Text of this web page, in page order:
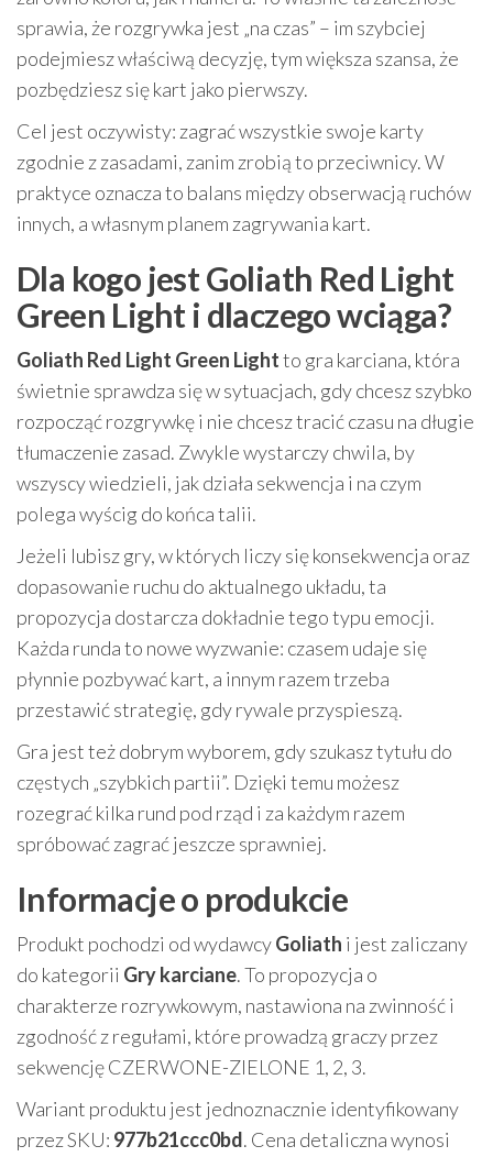
sprawia, że rozgrywka jest „na czas” – im szybciej
podejmiesz właściwą decyzję, tym większa szansa, że
pozbędziesz się kart jako pierwszy.
Cel jest oczywisty: zagrać wszystkie swoje karty
zgodnie z zasadami, zanim zrobią to przeciwnicy. W
praktyce oznacza to balans między obserwacją ruchów
innych, a własnym planem zagrywania kart.
Dla kogo jest Goliath Red Light
Green Light i dlaczego wciąga?
Goliath Red Light Green Lightto gra karciana, która
świetnie sprawdza się w sytuacjach, gdy chcesz szybko
rozpocząć rozgrywkę i nie chcesz tracić czasu na długie
tłumaczenie zasad. Zwykle wystarczy chwila, by
wszyscy wiedzieli, jak działa sekwencja i na czym
polega wyścig do końca talii.
Jeżeli lubisz gry, w których liczy się konsekwencja oraz
dopasowanie ruchu do aktualnego układu, ta
propozycja dostarcza dokładnie tego typu emocji.
Każda runda to nowe wyzwanie: czasem udaje się
płynnie pozbywać kart, a innym razem trzeba
przestawić strategię, gdy rywale przyspieszą.
Gra jest też dobrym wyborem, gdy szukasz tytułu do
częstych „szybkich partii”. Dzięki temu możesz
rozegrać kilka rund pod rząd i za każdym razem
spróbować zagrać jeszcze sprawniej.
Informacje o produkcie
Produkt pochodzi od wydawcyGoliath i jest zaliczany
do kategorii Gry karciane. To propozycja o
charakterze rozrywkowym, nastawiona na zwinność i
zgodność z regułami, które prowadzą graczy przez
sekwencję CZERWONE-ZIELONE 1, 2, 3.
Wariant produktu jest jednoznacznie identyfikowany
przez SKU: 977b21ccc0bd. Cena detaliczna wynosi